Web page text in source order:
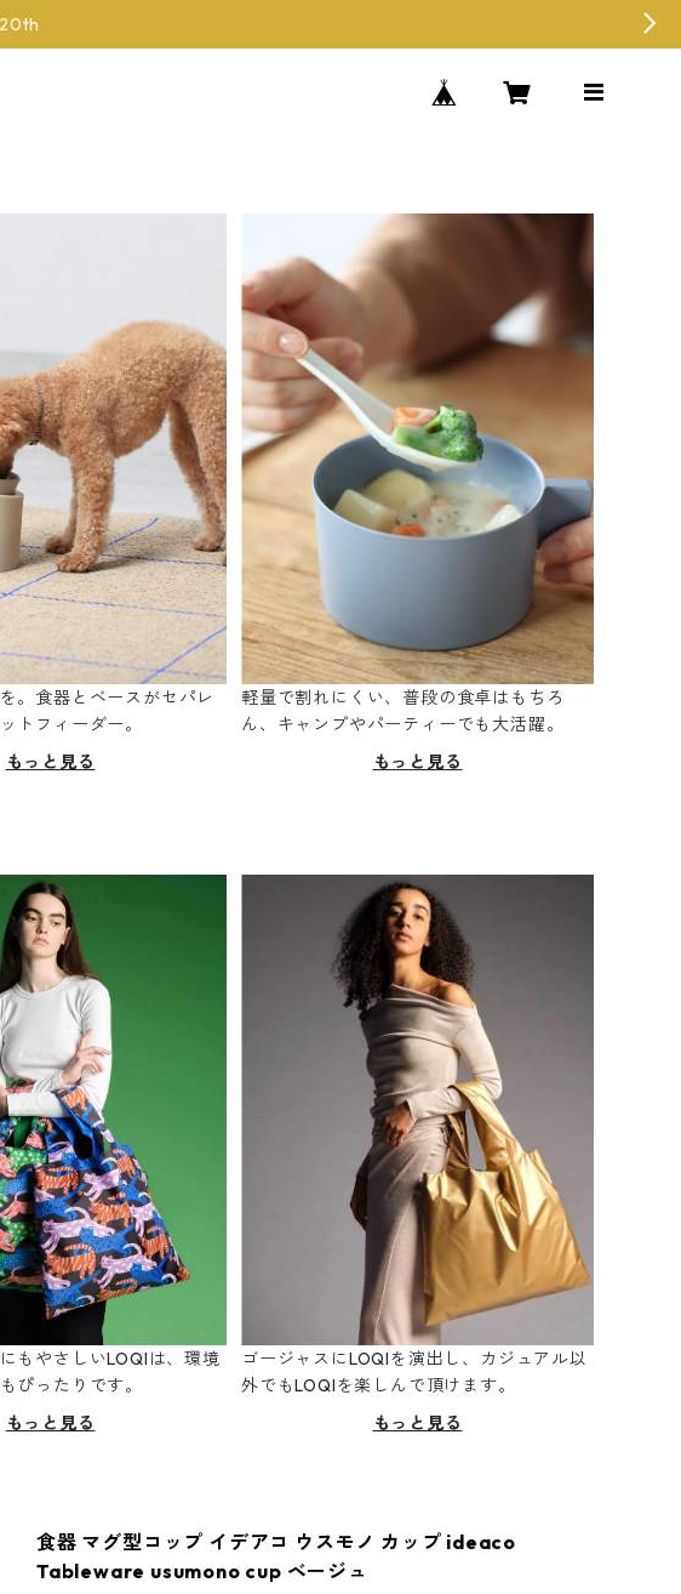
。食器とベースがセパレ
トフィーダー。
もっと見る
軽量で割れにくい、普段の食卓はもちろ
ん、キャンプやパーティーでも大活躍。
もっと見る
もやさしいLOQIは、環境
ぴったりです。
もっと見る
ゴージャスにLOQIを演出し、カジュアル以
外でもLOQIを楽しんで頂けます。
もっと見る
食器 マグ型コップ イデアコ ウスモノ カップ ideaco
Tableware usumono cup ベージュ